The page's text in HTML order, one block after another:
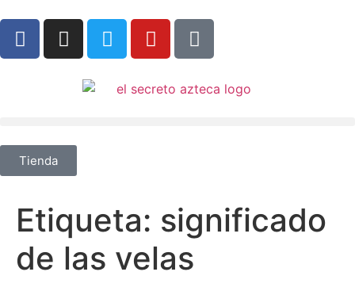
Tienda
Etiqueta: significado
de las velas